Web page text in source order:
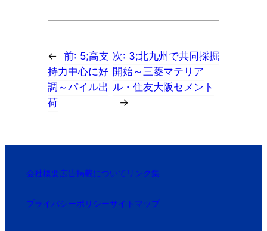
← 前: 5;高支
持力中心に好
調～パイル出
荷
次: 3;北九州で共同採掘
開始～三菱マテリア
ル・住友大阪セメント
→
会社概要広告掲載について リンク集
プライバシーポリシーサイトマップ